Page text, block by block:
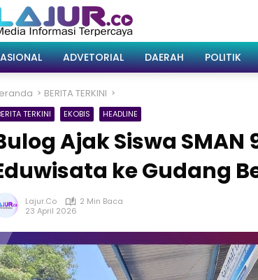
ADVETORIAL DAERAH POLITIK
BERITA TERKINI
TERKINI EKOBIS HEADLINE
Ajak Siswa SMAN
ke Gudang
Lajur.co
2 Min Baca
23 April 2026